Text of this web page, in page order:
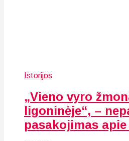
Istorijos
„Vieno vyro
ligoninėje“, –
pasakojimas